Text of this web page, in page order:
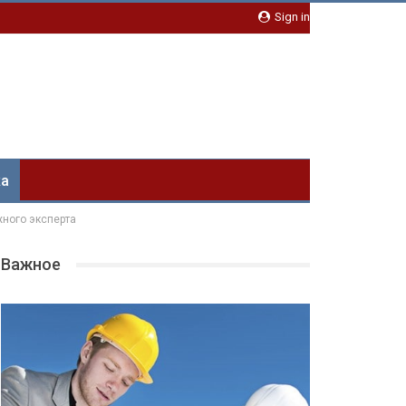
Sign in
эксперта
Важное